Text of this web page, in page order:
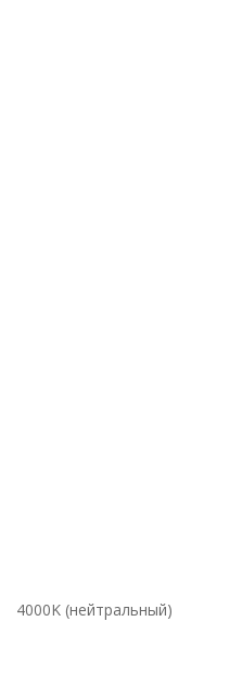
4000K (нейтральный)